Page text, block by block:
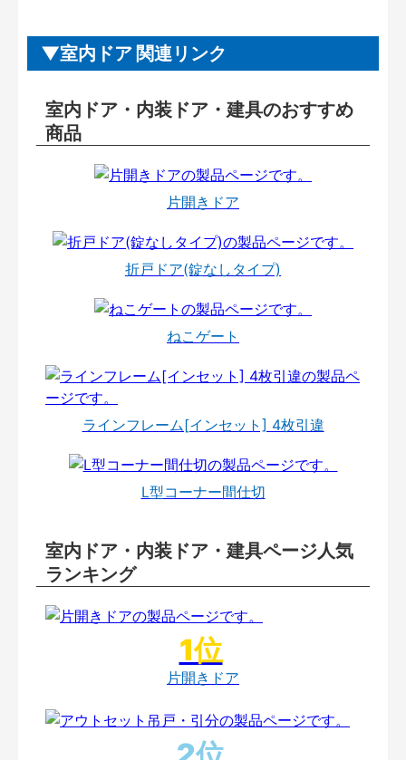
室内ドア 関連リンク
室内ドア・内装ドア・建具のおすすめ
商品
片開きドア
折戸ドア(錠なしタイプ)
ねこゲート
ラインフレーム[インセット] 4枚引違
L型コーナー間仕切
室内ドア・内装ドア・建具ページ人気
ランキング
片開きドア